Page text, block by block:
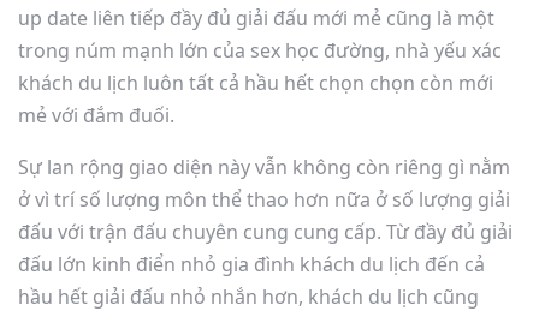
up date liên tiếp đầy đủ giải đấu mới mẻ cũng là một
trong núm mạnh lớn của sex học đường, nhà yếu xác
khách du lịch luôn tất cả hầu hết chọn chọn còn mới
mẻ với đắm đuối.
Sự lan rộng giao diện này vẫn không còn riêng gì nằm
ở vì trí số lượng môn thể thao hơn nữa ở số lượng giải
đấu với trận đấu chuyên cung cung cấp. Từ đầy đủ giải
đấu lớn kinh điển nhỏ gia đình khách du lịch đến cả
hầu hết giải đấu nhỏ nhắn hơn, khách du lịch cũng